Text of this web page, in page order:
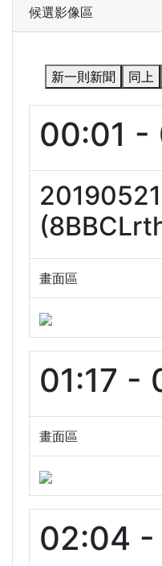
候選影像區
新一則新聞 同上
00:01 -
畫面區
01:17 -
畫面區
02:04